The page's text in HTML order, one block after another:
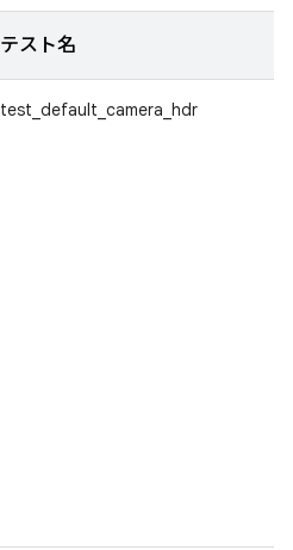
テスト名
test_default_camera_hdr